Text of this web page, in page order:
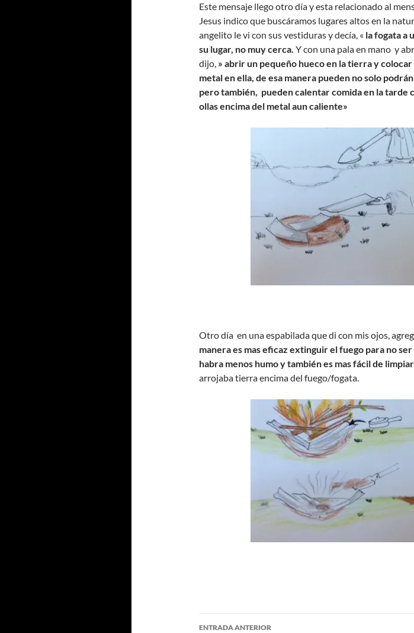
Este mensaje llego otro día y esta relacionado al
Jesus indico que buscáramos lugares altos en la
angelito le vi con sus vestiduras y decía, « la fogata a
su lugar, no muy cerca. Y con una pala en mano y
dijo, » abrir un pequeño hueco en la tierra y colocar
metal en ella, de esa manera pueden no solo
pero también, pueden calentar comida en la tarde
ollas encima del metal aun caliente»
Otro día en una espabilada que di con mis ojos,
manera es mas eficaz extinguir el fuego para no
habra menos humo y también es mas fácil de
arrojaba tierra encima del fuego/fogata.
Navegación
ENTRADA ANTERIOR